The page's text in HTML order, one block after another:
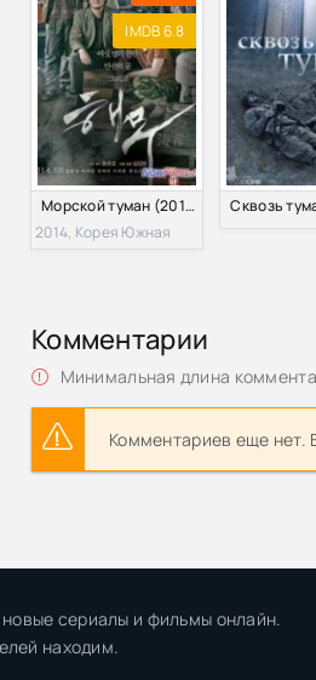
IMDB 6.8
Морской туман (2014)
2014, Корея Южная
Сквозь
Комментарии
Минимальная длина
Комментариев еще нет.
сериалы и фильмы онлайн.
находим.